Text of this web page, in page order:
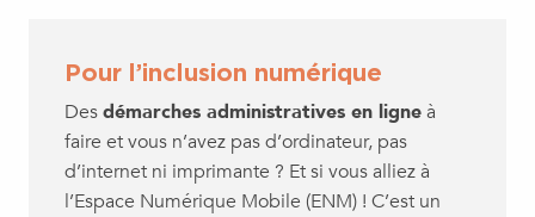
Pour l’inclusion numérique
Desdémarches administratives en ligneà
faire et vous n’avez pas d’ordinateur, pas
d’internet ni imprimante ? Et si vous alliez à
l’Espace Numérique Mobile (ENM) ! C’est un